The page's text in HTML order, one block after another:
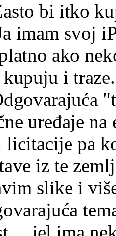
bi itko
imam svoj
ako
i traze.
uređaje
licitacije pa
iz te
slike i